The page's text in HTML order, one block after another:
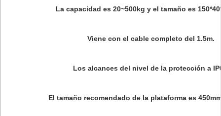
La capacidad es 20~500kg y el tamaño es
Viene con el cable completo del 1.5m.
Los alcances del nivel de la protección a
El tamaño recomendado de la plataforma es